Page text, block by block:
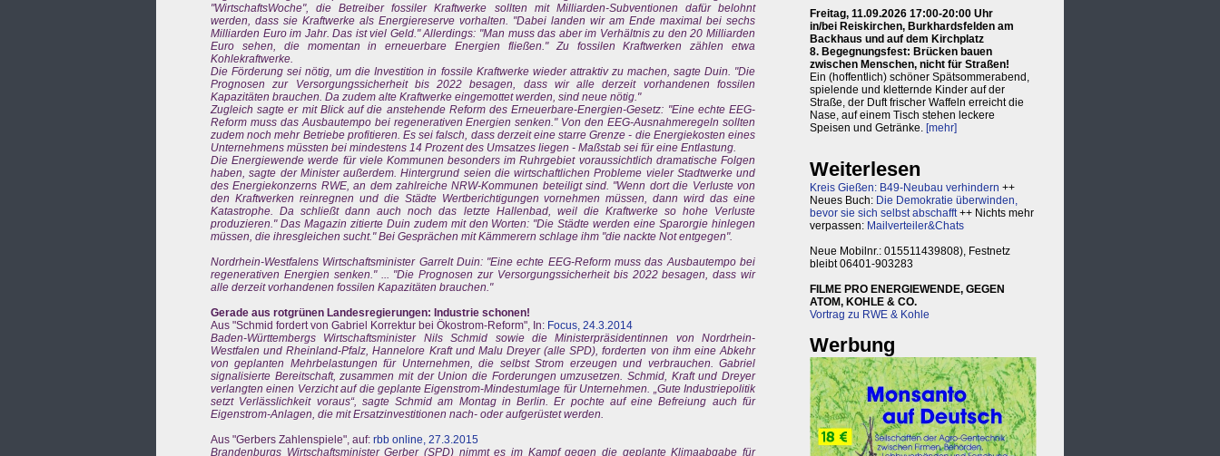
"WirtschaftsWoche", die Betreiber fossiler Kraftwerke sollten mit Milliarden-Subventionen dafür belohnt
werden, dass sie Kraftwerke als Energiereserve vorhalten. "Dabei landen wir am Ende maximal bei sechs
Milliarden Euro im Jahr. Das ist viel Geld." Allerdings: "Man muss das aber im Verhältnis zu den 20 Milliarden
Euro sehen, die momentan in erneuerbare Energien fließen." Zu fossilen Kraftwerken zählen etwa
Kohlekraftwerke.
Die Förderung sei nötig, um die Investition in fossile Kraftwerke wieder attraktiv zu machen, sagte Duin. "Die
Prognosen zur Versorgungssicherheit bis 2022 besagen, dass wir alle derzeit vorhandenen fossilen
Kapazitäten brauchen. Da zudem alte Kraftwerke eingemottet werden, sind neue nötig."
Zugleich sagte er mit Blick auf die anstehende Reform des Erneuerbare-Energien-Gesetz: "Eine echte EEG-
Reform muss das Ausbautempo bei regenerativen Energien senken." Von den EEG-Ausnahmeregeln sollten
zudem noch mehr Betriebe profitieren. Es sei falsch, dass derzeit eine starre Grenze - die Energiekosten eines
Unternehmens müssten bei mindestens 14 Prozent des Umsatzes liegen - Maßstab sei für eine Entlastung.
Die Energiewende werde für viele Kommunen besonders im Ruhrgebiet voraussichtlich dramatische Folgen
haben, sagte der Minister außerdem. Hintergrund seien die wirtschaftlichen Probleme vieler Stadtwerke und
des Energiekonzerns RWE, an dem zahlreiche NRW-Kommunen beteiligt sind. "Wenn dort die Verluste von
den Kraftwerken reinregnen und die Städte Wertberichtigungen vornehmen müssen, dann wird das eine
Katastrophe. Da schließt dann auch noch das letzte Hallenbad, weil die Kraftwerke so hohe Verluste
produzieren." Das Magazin zitierte Duin zudem mit den Worten: "Die Städte werden eine Sparorgie hinlegen
müssen, die ihresgleichen sucht." Bei Gesprächen mit Kämmerern schlage ihm "die nackte Not entgegen".
Nordrhein-Westfalens Wirtschaftsminister Garrelt Duin: "Eine echte EEG-Reform muss das Ausbautempo bei
regenerativen Energien senken." ... "Die Prognosen zur Versorgungssicherheit bis 2022 besagen, dass wir
alle derzeit vorhandenen fossilen Kapazitäten brauchen."
Gerade aus rotgrünen Landesregierungen: Industrie schonen!
Aus "Schmid fordert von Gabriel Korrektur bei Ökostrom-Reform", In: Focus, 24.3.2014
Baden-Württembergs Wirtschaftsminister Nils Schmid sowie die Ministerpräsidentinnen von Nordrhein-
Westfalen und Rheinland-Pfalz, Hannelore Kraft und Malu Dreyer (alle SPD), forderten von ihm eine Abkehr
von geplanten Mehrbelastungen für Unternehmen, die selbst Strom erzeugen und verbrauchen. Gabriel
signalisierte Bereitschaft, zusammen mit der Union die Forderungen umzusetzen. Schmid, Kraft und Dreyer
verlangten einen Verzicht auf die geplante Eigenstrom-Mindestumlage für Unternehmen. „Gute Industriepolitik
setzt Verlässlichkeit voraus“, sagte Schmid am Montag in Berlin. Er pochte auf eine Befreiung auch für
Eigenstrom-Anlagen, die mit Ersatzinvestitionen nach- oder aufgerüstet werden.
Aus "Gerbers Zahlenspiele", auf: rbb online, 27.3.2015
Brandenburgs Wirtschaftsminister Gerber (SPD) nimmt es im Kampf gegen die geplante Klimaabgabe für
Freitag, 11.09.2026 17:00-20:00 Uhr
in/bei Reiskirchen, Burkhardsfelden am
Backhaus und auf dem Kirchplatz
8. Begegnungsfest: Brücken bauen
zwischen Menschen, nicht für Straßen!
Ein (hoffentlich) schöner Spätsommerabend,
spielende und kletternde Kinder auf der
Straße, der Duft frischer Waffeln erreicht die
Nase, auf einem Tisch stehen leckere
Speisen und Getränke. [mehr]
Weiterlesen
Kreis Gießen: B49-Neubau verhindern ++
Neues Buch: Die Demokratie überwinden,
bevor sie sich selbst abschafft++ Nichts mehr
verpassen: Mailverteiler&Chats
Neue Mobilnr.: 015511439808), Festnetz
bleibt 06401-903283
FILME PRO ENERGIEWENDE, GEGEN
ATOM, KOHLE & CO.
Vortrag zu RWE & Kohle
Werbung